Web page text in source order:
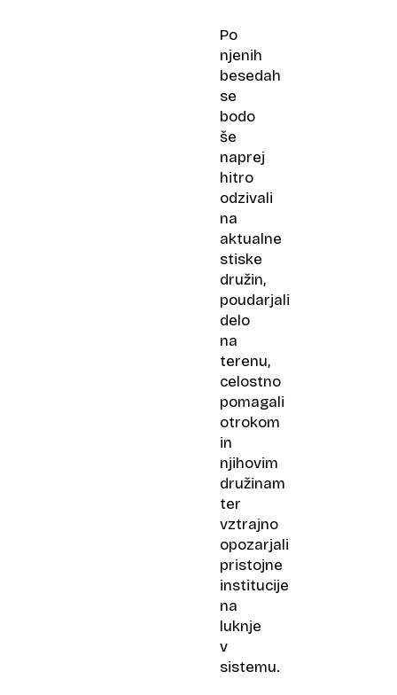
Po
njenih
besedah
se
bodo
še
naprej
hitro
odzivali
na
aktualne
stiske
družin,
poudarjali
delo
na
terenu,
celostno
pomagali
otrokom
in
njihovim
družinam
ter
vztrajno
opozarjali
pristojne
institucije
na
luknje
v
sistemu.